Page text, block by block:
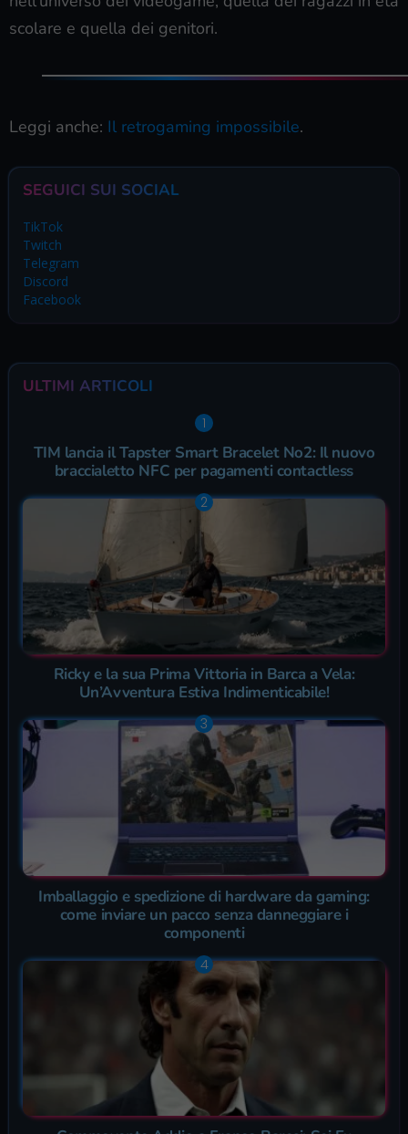
scolare e quella dei genitori.
Leggi anche: Il retrogaming impossibile.
SEGUICI SUI SOCIAL
TikTok
Twitch
Telegram
Discord
Facebook
ULTIMI ARTICOLI
TIM lancia il Tapster Smart Bracelet No2: Il nuovo
braccialetto NFC per pagamenti contactless
Ricky e la sua Prima Vittoria in Barca a Vela:
Un’Avventura Estiva Indimenticabile!
Imballaggio e spedizione di hardware da gaming:
come inviare un pacco senza danneggiare i
componenti